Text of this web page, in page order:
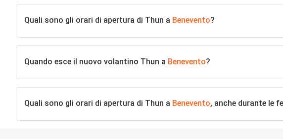
Quali sono gli orari di apertura di Thun a Benevento?
Quando esce il nuovo volantino Thun a Benevento?
Quali sono gli orari di apertura di Thun a Benevento, anche durante le